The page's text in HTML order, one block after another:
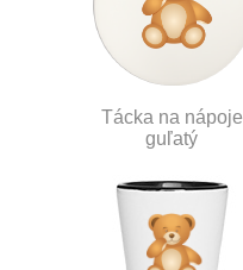
Tácka na nápoje
guľatý